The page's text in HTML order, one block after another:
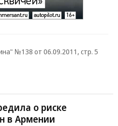
№138 от 06.09.2011, стр. 5
о риске
в Армении